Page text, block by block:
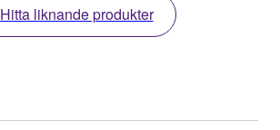
Hitta liknande produkter